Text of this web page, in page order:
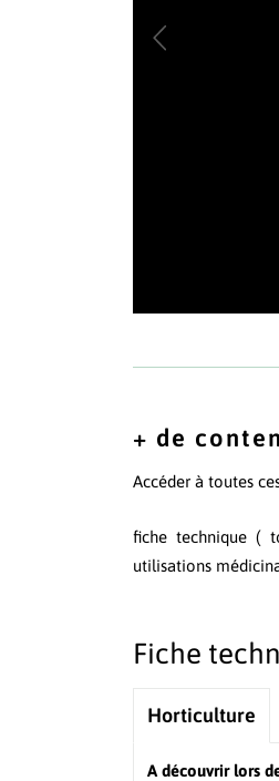
+ de
Accéder à toutes
fiche technique (
utilisations
Fiche
Horticulture
A découvrir lors